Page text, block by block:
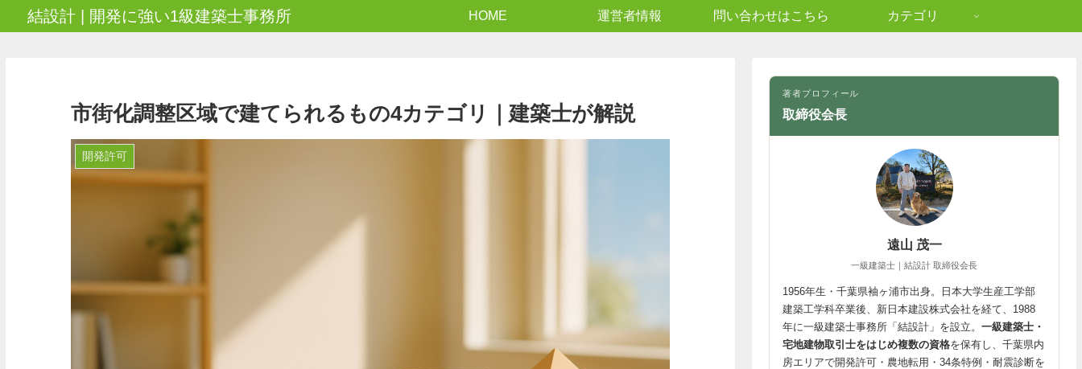
結設計 | 開発に強い1級建築士事務所 HOME 運営者情報 問い合わせはこちら カテゴリ
市街化調整区域で建てられるもの4カテゴリ｜建築士が解説
開発許可
著者プロフィール
取締役会長
遠山 茂一
一級建築士｜結設計 取締役会長
1956年生・千葉県袖ヶ浦市出身。日本大学生産工学部
建築工学科卒業後、新日本建設株式会社を経て、1988
年に一級建築士事務所「結設計」を設立。一級建築士・
宅地建物取引士をはじめ複数の資格を保有し、千葉県内
房エリアで開発許可・農地転用・34条特例・耐震診断を